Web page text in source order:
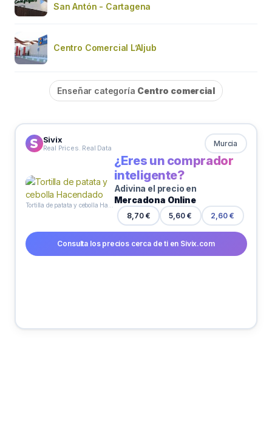
San Antón - Cartagena
Centro Comercial L’Aljub
Enseñar categoría Centro comercial
Sivix
Real Prices. Real Data Murcia
¿Eres un comprador
inteligente?
Adivina el precio en
Mercadona Online
8,70 € 5,60 € 2,60 €
Consulta los precios cerca de ti en Sivix.com